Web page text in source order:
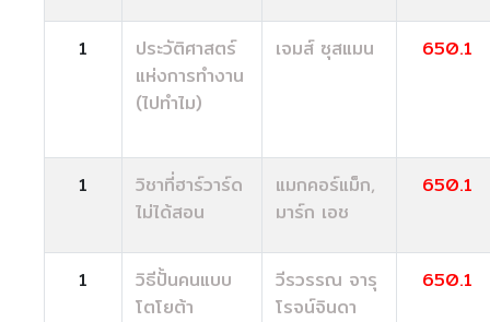
1
ประวัติศาสตร์
แห่งการทำงาน
(ไปทำไม)
เจมส์ ซุสแมน 650.1
1
วิชาที่ฮาร์วาร์ด
ไม่ได้สอน
แมกคอร์แม็ก,
มาร์ก เอช
650.1
1
วิธีปั้นคนแบบ
โตโยต้า
วีรวรรณ จารุ
โรจน์จินดา
650.1